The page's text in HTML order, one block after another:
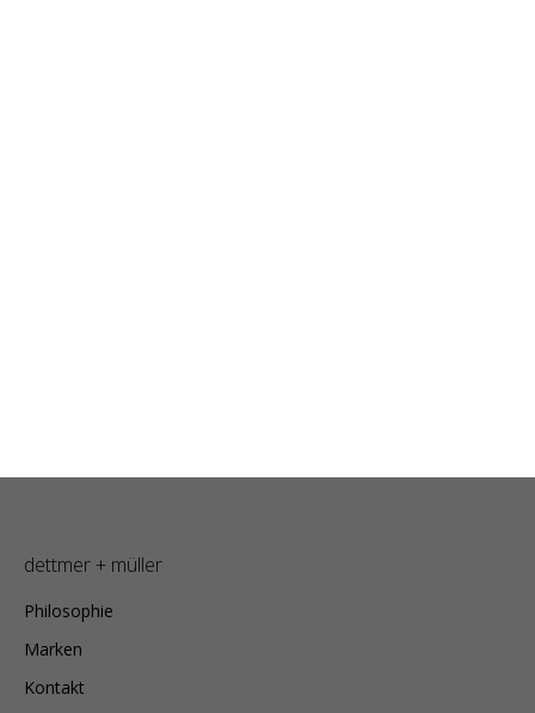
dettmer + müller
Philosophie
Marken
Kontakt